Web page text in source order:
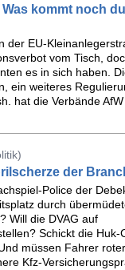
kommt noch
der EU-
vom Tisch,
es in sich haben.
ein weiteres
hat die Verbände
der
Police der
durch
Will die DVAG auf
Schickt die Huk-
müssen Fahrer
Kfz-